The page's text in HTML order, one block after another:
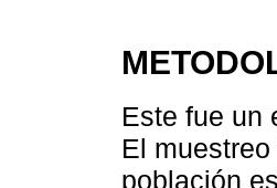
Este fue un
El
población